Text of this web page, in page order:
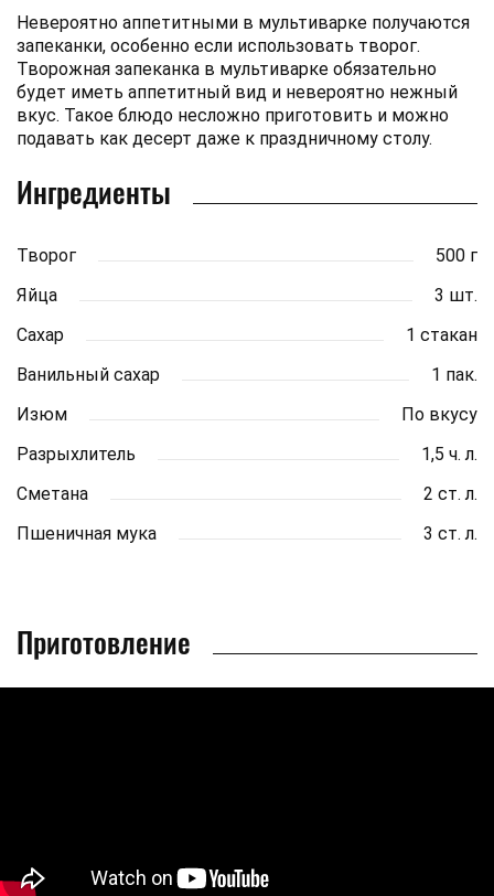
Невероятно аппетитными в мультиварке получаются
запеканки, особенно если использовать творог.
Творожная запеканка в мультиварке обязательно
будет иметь аппетитный вид и невероятно нежный
вкус. Такое блюдо несложно приготовить и можно
подавать как десерт даже к праздничному столу.
Ингредиенты
Творог
500 г
Яйца
3 шт.
Сахар
1 стакан
Ванильный сахар
1 пак.
Изюм
По вкусу
Разрыхлитель
1,5 ч. л.
Сметана
2 ст. л.
Пшеничная мука
3 ст. л.
Приготовление